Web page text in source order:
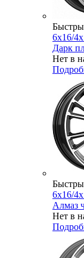
6x16/
Дарк
Нет в
6x16/
Алмаз
Нет в